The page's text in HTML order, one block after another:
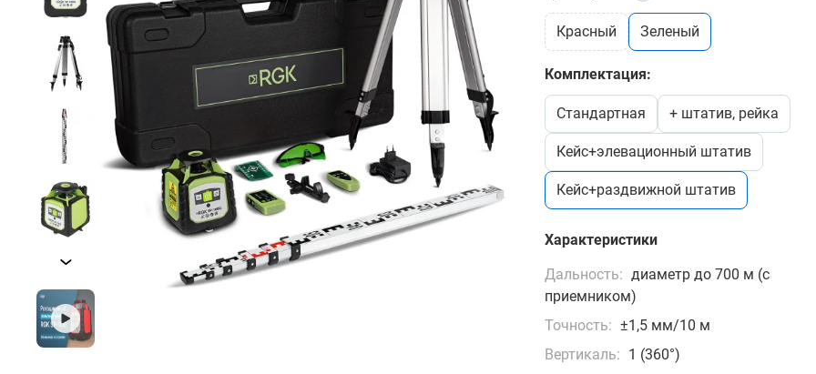
красный зеленый
Комплектация:
стандартная + штатив, рейка
кейс+элевационный штатив
кейс+раздвижной штатив
Характеристики
Дальность: диаметр до 700 м (с
приемником)
Точность: ±1,5 мм/10 м
Вертикаль: 1 (360°)